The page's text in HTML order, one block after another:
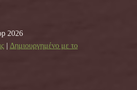
2026
Δημιουργημένο με το